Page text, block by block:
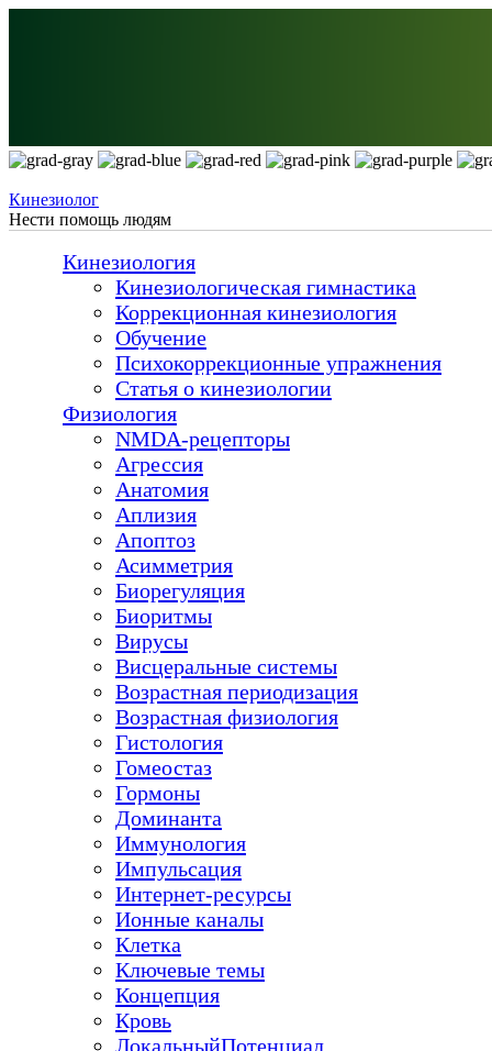
Кинезиолог
Нести помощь людям
Кинезиология
Кинезиологическая гимнастика
Коррекционная кинезиология
Обучение
Психокоррекционные упражнения
Статья о кинезиологии
Физиология
NMDA-рецепторы
Агрессия
Анатомия
Аплизия
Апоптоз
Асимметрия
Биорегуляция
Биоритмы
Вирусы
Висцеральные системы
Возрастная периодизация
Возрастная физиология
Гистология
Гомеостаз
Гормоны
Доминанта
Иммунология
Импульсация
Интернет-ресурсы
Ионные каналы
Клетка
Ключевые темы
Концепция
Кровь
ЛокальныйПотенциал